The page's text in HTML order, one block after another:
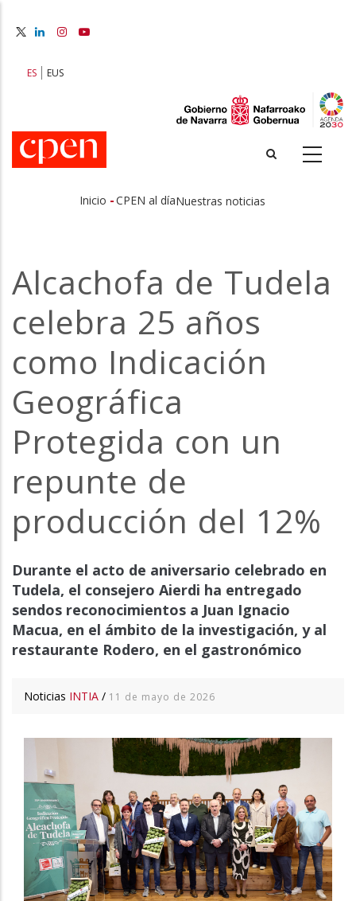
principal
ES EUS
de
ayuda
la
navegación
Inicio -CPEN al díaNuestras noticias
Alcachofa de Tudela
celebra 25 años
como Indicación
Geográfica
Protegida con un
repunte de
producción del 12%
Durante el acto de aniversario celebrado en
Tudela, el consejero Aierdi ha entregado
sendos reconocimientos a Juan Ignacio
Macua, en el ámbito de la investigación, y al
restaurante Rodero, en el gastronómico
Noticias INTIA / 11 de mayo de 2026